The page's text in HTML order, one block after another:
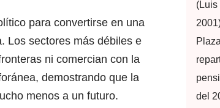
para convertirse en una
Los sectores más débiles e
ni comercian con la
demostrando que la
menos a un futuro.
(Luis
del